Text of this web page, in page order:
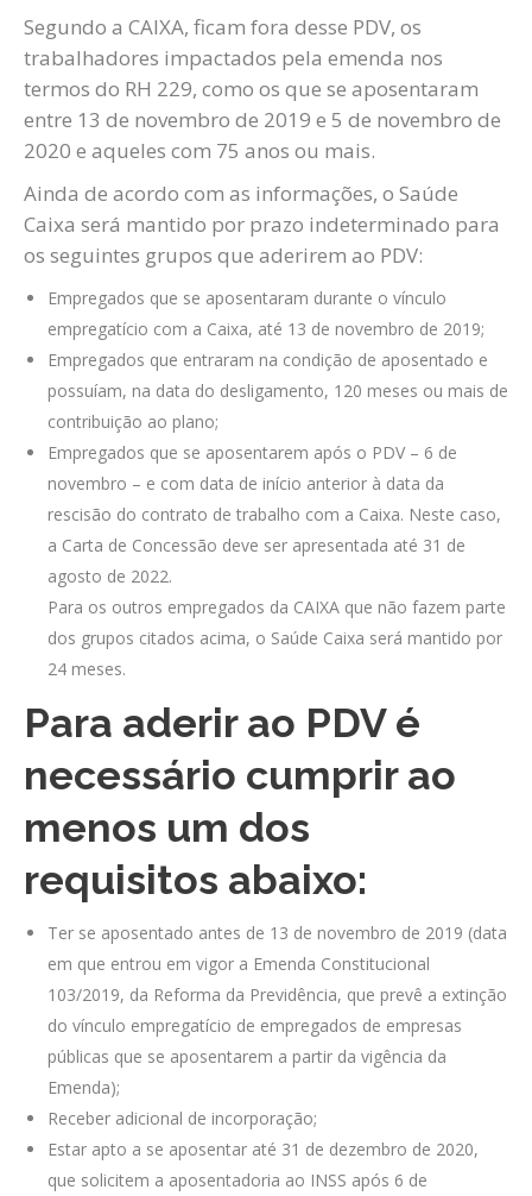
Segundo a CAIXA, ficam fora desse PDV, os
trabalhadores impactados pela emenda nos
termos do RH 229, como os que se aposentaram
entre 13 de novembro de 2019 e 5 de novembro de
2020 e aqueles com 75 anos ou mais.
Ainda de acordo com as informações, o Saúde
Caixa será mantido por prazo indeterminado para
os seguintes grupos que aderirem ao PDV:
Empregados que se aposentaram durante o vínculo
empregatício com a Caixa, até 13 de novembro de 2019;
Empregados que entraram na condição de aposentado e
possuíam, na data do desligamento, 120 meses ou mais de
contribuição ao plano;
Empregados que se aposentarem após o PDV – 6 de
novembro – e com data de início anterior à data da
rescisão do contrato de trabalho com a Caixa. Neste caso,
a Carta de Concessão deve ser apresentada até 31 de
agosto de 2022.
Para os outros empregados da CAIXA que não fazem parte
dos grupos citados acima, o Saúde Caixa será mantido por
24 meses.
Para aderir ao PDV é
necessário cumprir ao
menos um dos
requisitos abaixo:
Ter se aposentado antes de 13 de novembro de 2019 (data
em que entrou em vigor a Emenda Constitucional
103/2019, da Reforma da Previdência, que prevê a extinção
do vínculo empregatício de empregados de empresas
públicas que se aposentarem a partir da vigência da
Emenda);
Receber adicional de incorporação;
Estar apto a se aposentar até 31 de dezembro de 2020,
que solicitem a aposentadoria ao INSS após 6 de